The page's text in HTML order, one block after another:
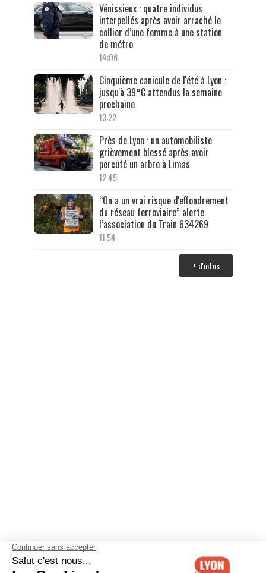
Vénissieux : quatre individus
interpellés après avoir arraché le
collier d’une femme à une station
de métro
14:06
Cinquième canicule de l'été à Lyon :
jusqu'à 39°C attendus la semaine
prochaine
13:22
Près de Lyon : un automobiliste
grièvement blessé après avoir
percuté un arbre à Limas
12:45
“On a un vrai risque d'effondrement
du réseau ferroviaire” alerte
l’association du Train 634269
11:54
+ d'infos